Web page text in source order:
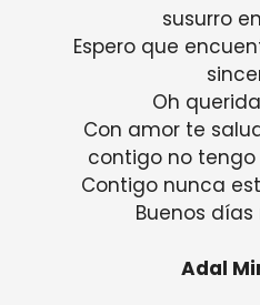
susurro
Espero que
Oh
Con amor te
contigo no
Contigo nunca
Buenos
Adal